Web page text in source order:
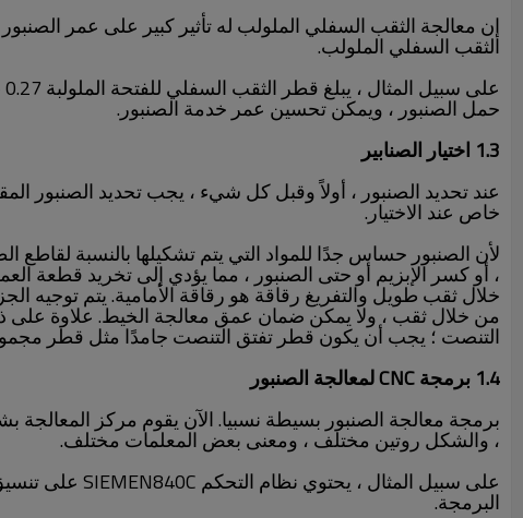
إن معالجة الثقب السفلي الملولب له تأثير كبير على عمر
الثقب السفلي الملولب.
حمل الصنبور ، ويمكن تحسين عمر خدمة الصنبور.
1.3 اختيار الصنابير
عند تحديد الصنبور ، أولاً وقبل كل شيء ، يجب تحديد الصنبور
خاص عند الاختيار.
لأن الصنبور حساس جدًا للمواد التي يتم تشكيلها بالنسبة
، أو كسر الإبزيم أو حتى الصنبور ، مما يؤدي إلى تخريد قطعة
خلال ثقب طويل والتفريغ رقاقة هو رقاقة الأمامية. يتم توجيه
من خلال ثقب ، ولا يمكن ضمان عمق معالجة الخيط. علاوة
التنصت ؛ يجب أن يكون قطر تفتق التنصت جامدًا مثل قطر
1.4 برمجة CNC لمعالجة الصنبور
برمجة معالجة الصنبور بسيطة نسبيا. الآن يقوم مركز
، والشكل روتين مختلف ، ومعنى بعض المعلمات مختلف.
البرمجة.